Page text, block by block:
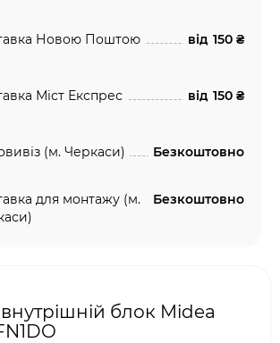
Новою Поштою від 150 ₴
Міст Експрес від 150 ₴
(м. Черкаси) Безкоштовно
для монтажу (м.
Безкоштовно
блок Midea